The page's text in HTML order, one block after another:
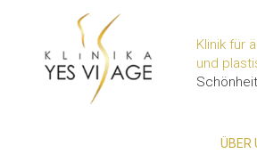
Klinik für
und
ÜBER